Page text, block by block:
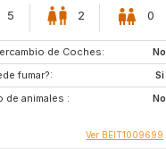
5 2 0
de Coches:
No
fumar?:
Si
de animales :
No
Ver BEIT1009699